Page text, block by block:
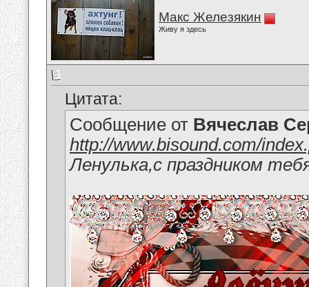
Макс Железякин
Живу я здесь
Цитата:
Сообщение от Вячеслав
http://www.bisound.com/
Ленулька,с праздником